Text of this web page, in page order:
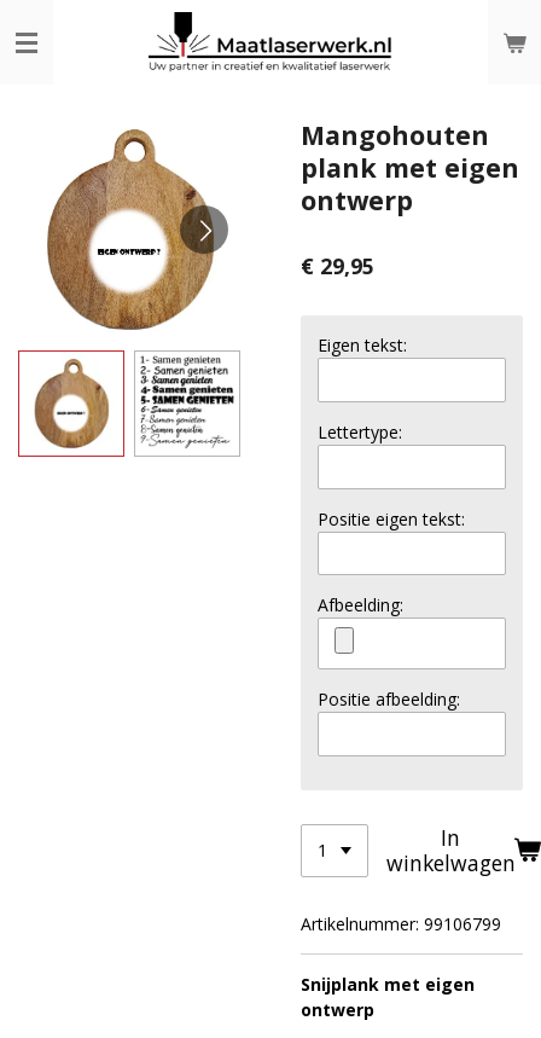
direct
Mangohouten
plank met eigen
ontwerp
€ 29,95
Eigen tekst:
Lettertype:
Positie eigen tekst:
Afbeelding:
Positie afbeelding:
In
winkelwagen
Artikelnummer: 99106799
Snijplank met eigen
ontwerp